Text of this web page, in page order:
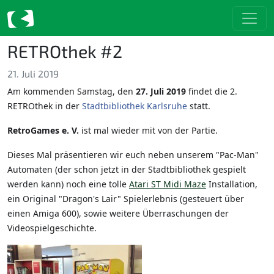
RETROthek #2
21. Juli 2019
Am kommenden Samstag, den 27. Juli 2019 findet die 2.
RETROthek in der Stadtbibliothek Karlsruhe statt.
RetroGames e. V. ist mal wieder mit von der Partie.
Dieses Mal präsentieren wir euch neben unserem "Pac-Man"
Automaten (der schon jetzt in der Stadtbibliothek gespielt
werden kann) noch eine tolle Atari ST Midi Maze Installation,
ein Original "Dragon's Lair" Spielerlebnis (gesteuert über
einen Amiga 600), sowie weitere Überraschungen der
Videospielgeschichte.